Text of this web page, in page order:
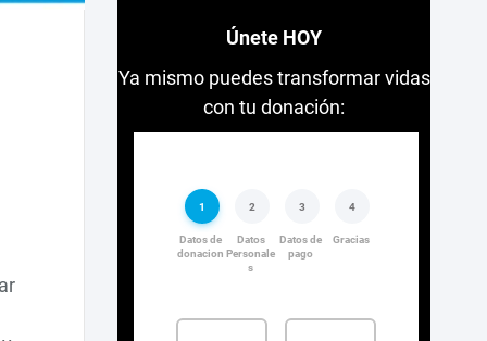
Únete HOY
Ya mismo puedes transformar vidas
con tu donación: